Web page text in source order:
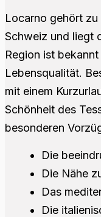
Locarno gehört
Schweiz und liegt
Region ist
Lebensqualität.
mit einem
Schönheit des
besonderen
Die
Die Nähe
Das
Die